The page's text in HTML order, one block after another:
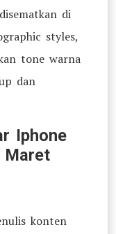
di
styles,
tone warna
dan
Iphone
Maret
konten